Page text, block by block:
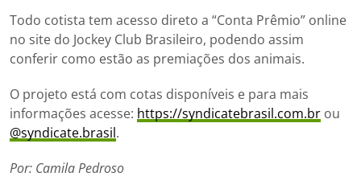
Todo cotista tem acesso direto a “Conta Prêmio” online
no site do Jockey Club Brasileiro, podendo assim
conferir como estão as premiações dos animais.
O projeto está com cotas disponíveis e para mais
informações acesse: https://syndicatebrasil.com.br ou
@syndicate.brasil.
Por: Camila Pedroso